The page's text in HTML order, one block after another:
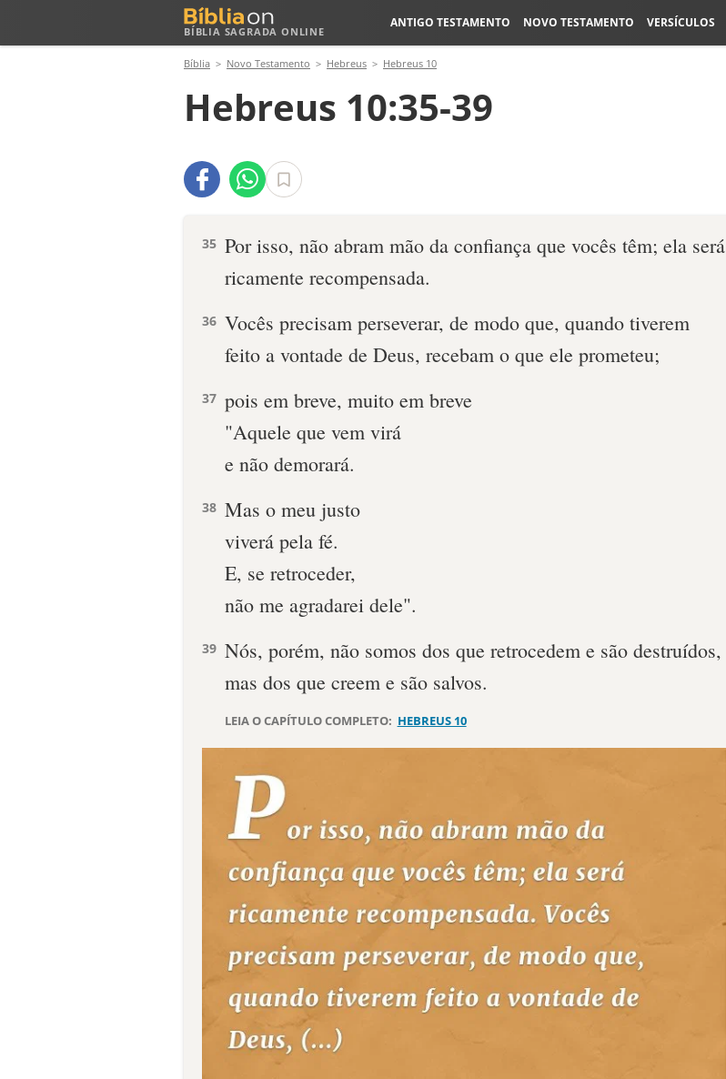
BÍBLIA SAGRADA ONLINE
ANTIGO TESTAMENTO NOVO TESTAMENTO VERSÍCULOS
Bíblia Novo Testamento Hebreus Hebreus 10
Hebreus 10:35-39
35 Por isso, não abram mão da confiança que vocês têm; ela será
ricamente recompensada.
36 Vocês precisam perseverar, de modo que, quando tiverem
feito a vontade de Deus, recebam o que ele prometeu;
37 pois em breve, muito em breve
"Aquele que vem virá
e não demorará.
38 Mas o meu justo
viverá pela fé.
E, se retroceder,
não me agradarei dele".
39 Nós, porém, não somos dos que retrocedem e são destruídos,
mas dos que creem e são salvos.
LEIA O CAPÍTULO COMPLETO: HEBREUS 10